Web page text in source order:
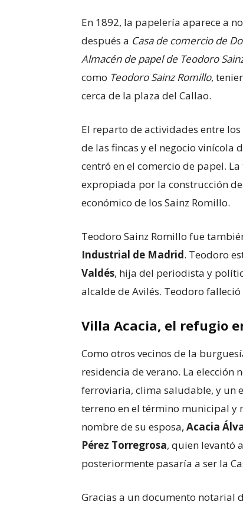
En 1892, la papelería aparece a
después a Casa de comercio de
Almacén de papel de Teodoro
como Teodoro Sainz Romillo,
cerca de la plaza del Callao.
El reparto de actividades entre
de las fincas y el negocio vinícola
centró en el comercio de papel.
expropiada por la construcción
económico de los Sainz Romillo.
Teodoro Sainz Romillo fue
Industrial de Madrid. Teodoro
Valdés, hija del periodista y
alcalde de Avilés. Teodoro
Villa Acacia, el refugio
Como otros vecinos de la
residencia de verano. La elección
ferroviaria, clima saludable, y un
terreno en el término municipal y
nombre de su esposa, Acacia
Pérez Torregrosa, quien levantó
posteriormente pasaría a ser la
Gracias a un documento notarial